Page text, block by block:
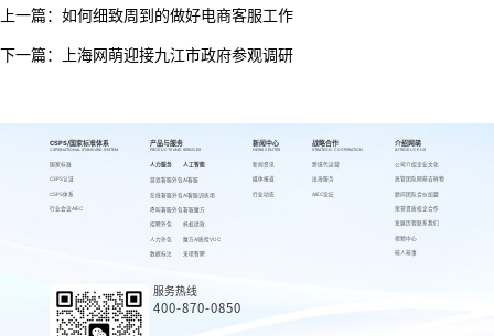
上一篇： 如何细致周到的做好电商客服工作
下一篇： 上海网萌迎接九江市政府参观调研
CSPS/国家标准体系
CSPS/NATIONAL STANDARD SYSTEM
国家标准
CSPS认证
CSPS体系
行业会议AIEC
产品与服务
PRODUCTS AND SERVICES
人力服务
游戏客服外包
在线客服外包
呼叫客服外包
招聘外包
人力外包
数据标注
人工智能
AI客服
AI客服训练场
客服魔方
蚂蚁绩效
魔方AI质检VOC
来呗智聘
新闻中心
NEWS CENTER
新闻资讯
媒体报道
行业动态
战略合作
STRATEGIC COOPERATION
跨境代运营
出海服务
AIEC论坛
介绍网萌
INTRODUCE US
公司介绍
高管团队
顾问团队
荣誉资质
发展历程
视频中心
萌人萌事
企业文化
网萌吉祥物
合伙加盟
校企合作
联系我们
服务热线
400-870-0850